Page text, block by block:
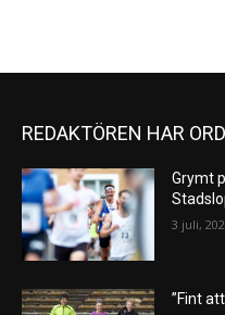
REDAKTÖREN HAR
Grymt
3 juli,
”Fint